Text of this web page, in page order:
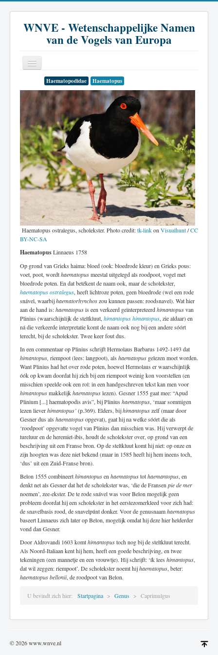
WNVE - Wetenschappelijke Namen
van de Vogels van Europa
Inleiding
Soort
Genus
Familie
Historie
Literatuur
Haematopodidae Haematopus
Haematopus ostralegus, scholekster. Photo credit:tk-linkonVisualhunt/CC
BY-NC-SA
HaematopusLinnaeus 1758
Op grond van Grieks haima: bloed (ook: bloedrode kleur) en Grieks pous:
voet, poot, wordthaematopusmeestal uitgelegd als roodpoot, vogel met
bloedrode poten. En dat betékent de naam ook, maar de scholekster,
haematopus ostralegus, heeft lichtroze poten, geen bloedrode (wel een rode
snável, waarbijhaematorhynchoszou kunnen passen: roodsnavel). Wat hier
aan de hand is:haematopusis een verkeerd geïnterpreteerdhimantopusvan
Plinius (waarschijnlijk de steltkluut,himantopus himantopus, zie aldaar) en
ná die verkeerde interpretatie komt de naam ook nog bij een andere sóórt
terecht, bij de scholekster. Twee keer fout dus.
In een commentaar op Plinius schrijft Hermolaus Barbarus 1492-1493 dat
himantopus, riempoot (lees: langpoot), als haematopus gelezen moet worden.
Want Plinius had het over rode poten, hoewel Hermolaus er waarschijnlijk
óók op kwam doordat hij zich bij een riempoot weinig kon voorstellen (en
misschien speelde ook een rol: in een handgeschreven tekst kan men voor
himantopusmakkelijkhaematopuslezen). Gesner 1555 gaat mee: “Apud
Plinium [...] haematopodis avis”, bij Plinius haematopus, ‘maar sommigen
lezen lieverhimantopus’(p.369). Elders, bijhimantopuszelf (maar door
Gesner dus als haematopusopgevat), gaat hij na welke sóórt die als
‘roodpoot’ opgevatte vogel van Plinius dan misschien was. Hij verwerpt de
tureluur en de heremiet-ibis, houdt de scholekster over, op grond van een
beschrijving uit een Franse bron. Op de steltkluut komt hij niet: op onze en
zijn hoogten was deze niet bekend (maar in 1585 heeft hij hem ineens toch,
‘dus’ uit een Zuid-Franse bron).
Belon 1555 combineerthimantopusenhaematopustothaemantopus, en
denkt net als Gesner dat het de scholekster was, ‘die de Fransenpie de mer
noemen’, zee-ekster. De te rode snável was voor Belon mogelijk geen
probleem doordat hij een scholekster in het eerstezomerkleed voor zich had:
de snavelbasis rood, de snavelpúnt donker. Voor de genusnaamhaematopus
baseert Linnaeus zich later op Belon, mogelijk omdat hij deze hier helderder
vond dan Gesner.
Door Aldrovandi 1603 komthimantopustoch nog bij de steltkluut terecht.
Als Noord-Italiaan kent hij hem, heeft een goede beschrijving, en twee
tekeningen (een mannetje en een vrouwtje). Hij schrijft: ‘ík lees himantopus,
dat wil zeggen: riempoot’. De scholekster noemt hijhaematopus, beter:
haematopus bellonii, de roodpoot van Belon.
U bevindt zich hier: Startpagina Genus Caprimulgus
© 2026 www.wnve.nl